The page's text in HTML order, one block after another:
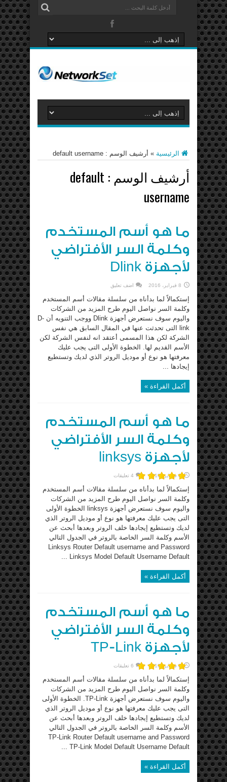
الرئيسية » أرشيف الوسم : default username
أرشيف الوسم : default
username
ما هو أسم المستخدم
وكلمة السر الأفتراضي
لأجهزة Dlink
8 فبراير، 2016 اضف تعليق
إستكمالاً لما بدأناه من سلسلة مقالات أسم المستخدم
وكلمة السر نواصل اليوم طرح المزيد من الشركات
واليوم سوف نستعرض أجهزة Dlink ووجب التنويه أن D-
link التى تحدثت عنها في المقال السابق هي نفس
الشركة لكن هذا المسمى أعتقد انه لنفس الشركة لكن
الأسم القديم لها. الخطوة الأولى التى يجب عليك
معرفتها هو نوع أو موديل الروتر الذي لديك وتستطيع
إيجادها ...
أكمل القراءة »
ما هو أسم المستخدم
وكلمة السر الأفتراضي
لأجهزة linksys
8 فبراير، 2016 4 تعليقات
إستكمالاً لما بدأناه من سلسلة مقالات أسم المستخدم
وكلمة السر نواصل اليوم طرح المزيد من الشركات
واليوم سوف نستعرض أجهزة linksys الخطوة الأولى
التى يجب عليك معرفتها هو نوع أو موديل الروتر الذي
لديك وتستطيع إيجادها خلف الروتر وبعدها أبحث عن
الأسم وكلمة السر الخاصة بالروتر في الجدول التالي
Linksys Router Default username and Password
Linksys Model Default Username Default ...
أكمل القراءة »
ما هو أسم المستخدم
وكلمة السر الأفتراضي
لأجهزة TP-Link
8 فبراير، 2016 6 تعليقات
إستكمالاً لما بدأناه من سلسلة مقالات أسم المستخدم
وكلمة السر نواصل اليوم طرح المزيد من الشركات
واليوم سوف نستعرض أجهزة TP-Link. الخطوة الأولى
التى يجب عليك معرفتها هو نوع أو موديل الروتر الذي
لديك وتستطيع إيجادها خلف الروتر وبعدها أبحث عن
الأسم وكلمة السر الخاصة بالروتر في الجدول التالي
TP-Link Router Default username and Password
TP-Link Model Default Username Default ...
أكمل القراءة »